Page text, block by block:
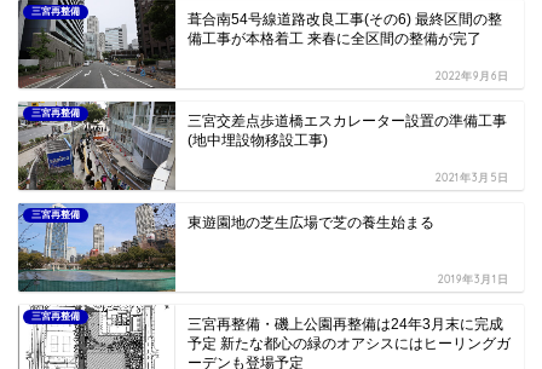
三宮再整備
葺合南54号線道路改良工事(その6) 最終区間の整
備工事が本格着工 来春に全区間の整備が完了
2022年9月6日
三宮再整備
三宮交差点歩道橋エスカレーター設置の準備工事
(地中埋設物移設工事)
2021年3月5日
三宮再整備 東遊園地の芝生広場で芝の養生始まる
2019年3月1日
三宮再整備
三宮再整備・磯上公園再整備は24年3月末に完成
予定 新たな都心の緑のオアシスにはヒーリングガ
ーデンも登場予定